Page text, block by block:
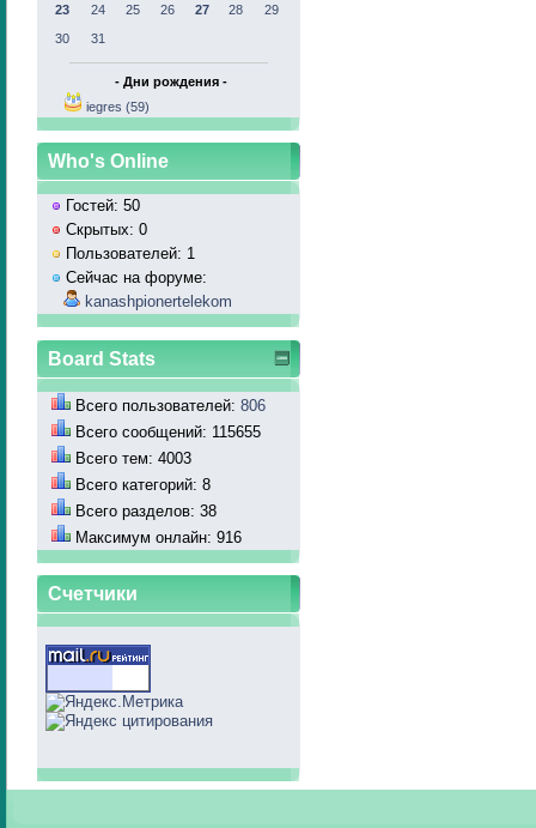
23
24 25 26 27 28
29
30
31
- Дни рождения -
iegres (59)
Who's Online
Гостей: 50
Скрытых: 0
Пользователей: 1
Сейчас на форуме:
kanashpionertelekom
Board Stats
Всего пользователей: 806
Всего сообщений: 115655
Всего тем: 4003
Всего категорий: 8
Всего разделов: 38
Максимум онлайн: 916
Счетчики